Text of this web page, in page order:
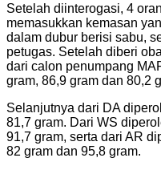
Setelah diinterogasi, 4
memasukkan kemasan
dalam dubur berisi sabu,
petugas. Setelah diberi
dari calon penumpang
gram, 86,9 gram dan 80,2
Selanjutnya dari DA
81,7 gram. Dari WS
91,7 gram, serta dari AR
82 gram dan 95,8 gram.